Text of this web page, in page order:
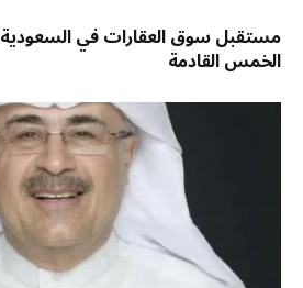
مستقبل سوق العقارات في
الخمس القادمة